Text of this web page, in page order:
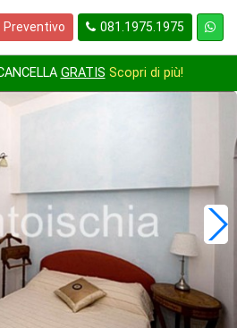
Preventivo 081.1975.1975
GRATIS Scopri di più!